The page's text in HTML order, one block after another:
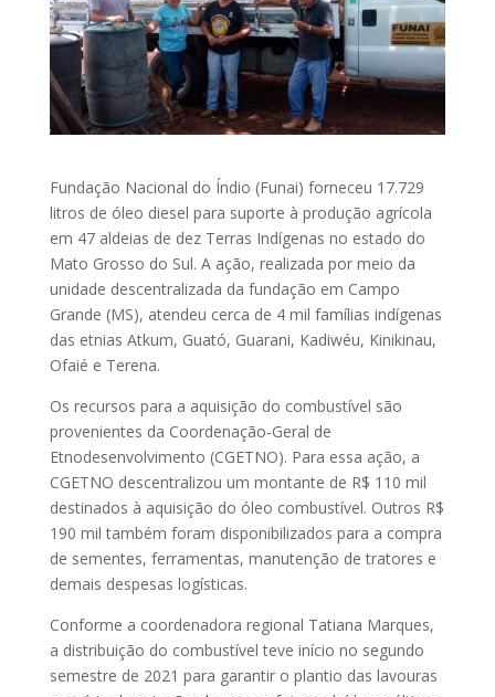
Fundação Nacional do Índio (Funai) forneceu 17.729
litros de óleo diesel para suporte à produção agrícola
em 47 aldeias de dez Terras Indígenas no estado do
Mato Grosso do Sul. A ação, realizada por meio da
unidade descentralizada da fundação em Campo
Grande (MS), atendeu cerca de 4 mil famílias indígenas
das etnias Atkum, Guató, Guarani, Kadiwéu, Kinikinau,
Ofaié e Terena.
Os recursos para a aquisição do combustível são
provenientes da Coordenação-Geral de
Etnodesenvolvimento (CGETNO). Para essa ação, a
CGETNO descentralizou um montante de R$ 110 mil
destinados à aquisição do óleo combustível. Outros R$
190 mil também foram disponibilizados para a compra
de sementes, ferramentas, manutenção de tratores e
demais despesas logísticas.
Conforme a coordenadora regional Tatiana Marques,
a distribuição do combustível teve início no segundo
semestre de 2021 para garantir o plantio das lavouras